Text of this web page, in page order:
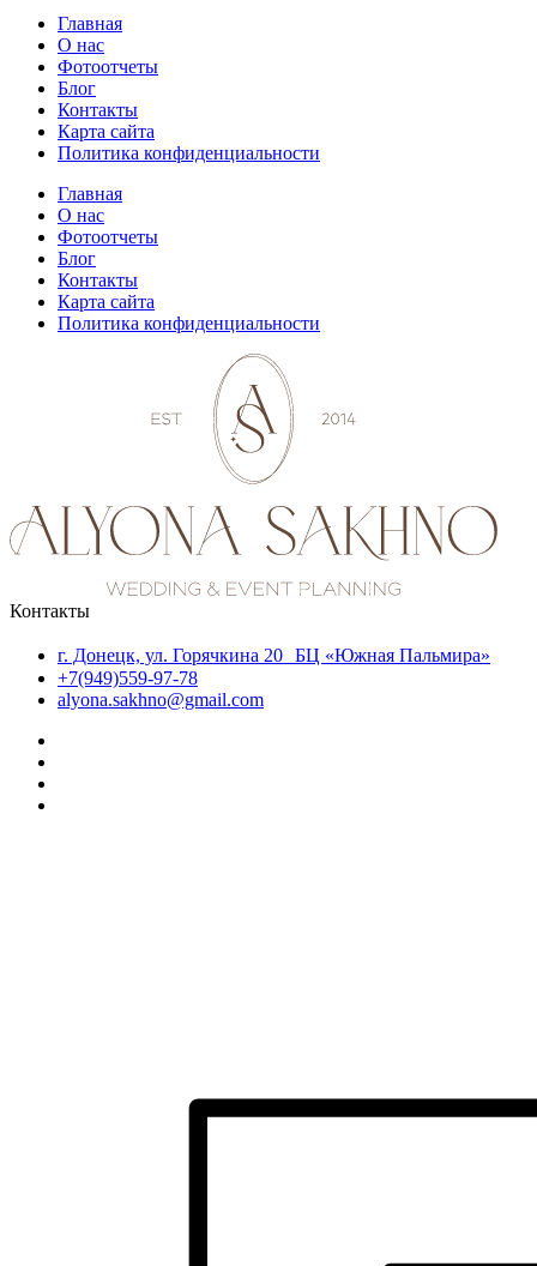
Главная
О нас
Фотоотчеты
Блог
Контакты
Карта сайта
Политика конфиденциальности
Главная
О нас
Фотоотчеты
Блог
Контакты
Карта сайта
Политика конфиденциальности
Контакты
г. Донецк, ул. Горячкина 20 БЦ «Южная Пальмира»
+7(949)559-97-78
alyona.sakhno@gmail.com